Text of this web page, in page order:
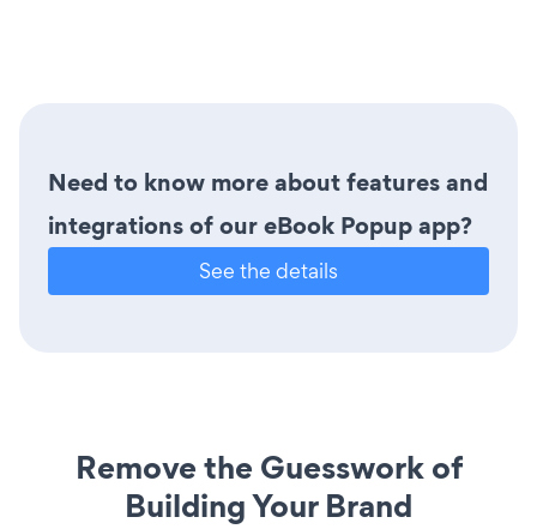
Need to know more about features and
integrations of our eBook Popup app?
See the details
Remove the Guesswork of
Building Your Brand